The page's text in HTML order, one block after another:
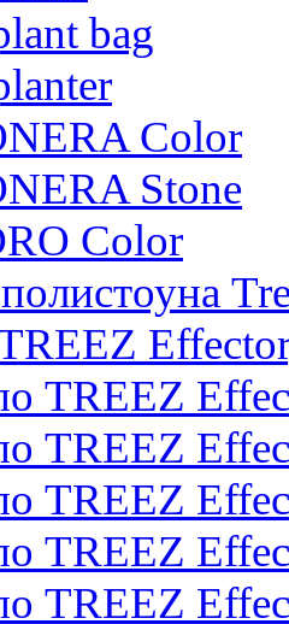
bag
Color
Stone
Color
TREEZ
TREEZ
TREEZ
TREEZ
TREEZ